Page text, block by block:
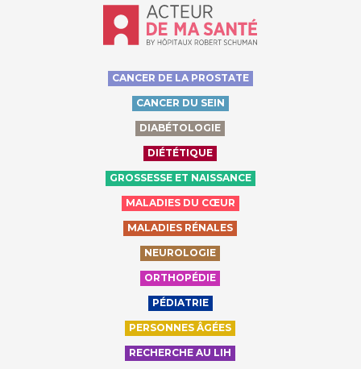
Accueil - Acteur de ma santé, by
CANCER DE LA PROSTATE
CANCER DU SEIN
DIABÉTOLOGIE
DIÉTÉTIQUE
GROSSESSE ET NAISSANCE
MALADIES DU CŒUR
MALADIES RÉNALES
NEUROLOGIE
ORTHOPÉDIE
PÉDIATRIE
PERSONNES ÂGÉES
RECHERCHE AU LIH